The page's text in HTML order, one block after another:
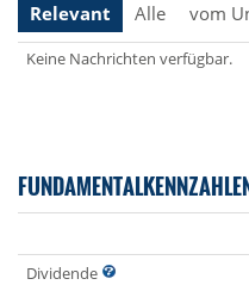
Relevant
Alle vom
Keine Nachrichten verfügbar.
Dividende